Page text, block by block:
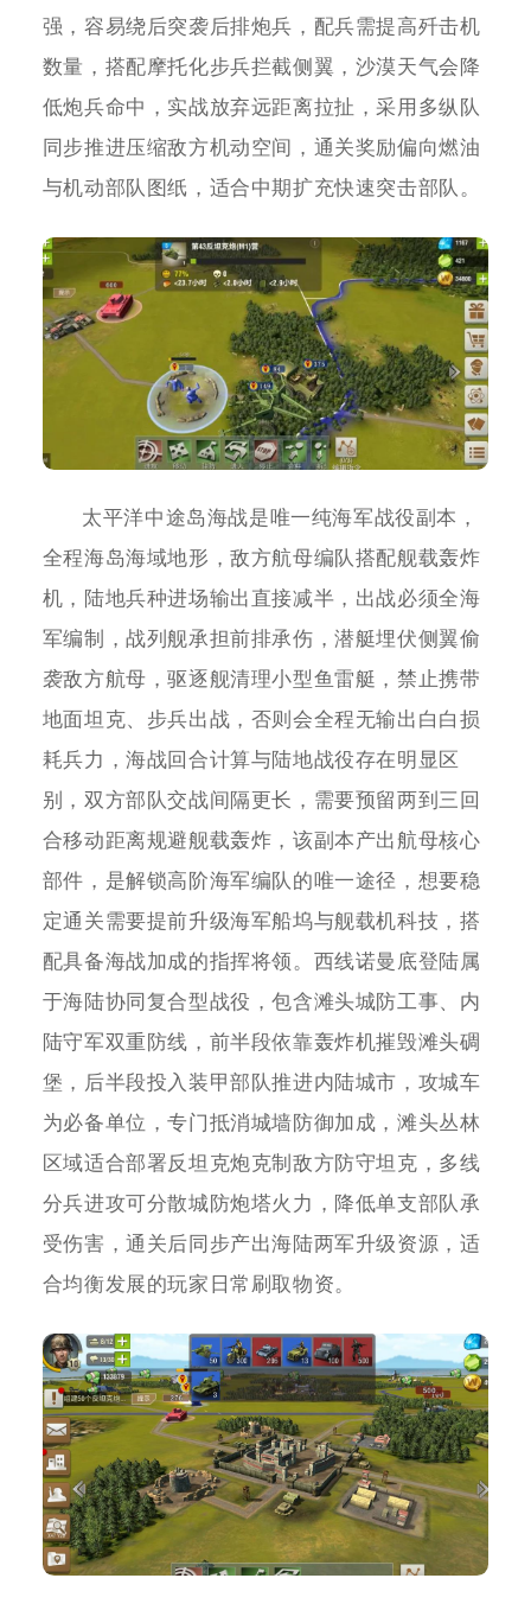
强，容易绕后突袭后排炮兵，配兵需提高歼击机
数量，搭配摩托化步兵拦截侧翼，沙漠天气会降
低炮兵命中，实战放弃远距离拉扯，采用多纵队
同步推进压缩敌方机动空间，通关奖励偏向燃油
与机动部队图纸，适合中期扩充快速突击部队。
太平洋中途岛海战是唯一纯海军战役副本，
全程海岛海域地形，敌方航母编队搭配舰载轰炸
机，陆地兵种进场输出直接减半，出战必须全海
军编制，战列舰承担前排承伤，潜艇埋伏侧翼偷
袭敌方航母，驱逐舰清理小型鱼雷艇，禁止携带
地面坦克、步兵出战，否则会全程无输出白白损
耗兵力，海战回合计算与陆地战役存在明显区
别，双方部队交战间隔更长，需要预留两到三回
合移动距离规避舰载轰炸，该副本产出航母核心
部件，是解锁高阶海军编队的唯一途径，想要稳
定通关需要提前升级海军船坞与舰载机科技，搭
配具备海战加成的指挥将领。西线诺曼底登陆属
于海陆协同复合型战役，包含滩头城防工事、内
陆守军双重防线，前半段依靠轰炸机摧毁滩头碉
堡，后半段投入装甲部队推进内陆城市，攻城车
为必备单位，专门抵消城墙防御加成，滩头丛林
区域适合部署反坦克炮克制敌方防守坦克，多线
分兵进攻可分散城防炮塔火力，降低单支部队承
受伤害，通关后同步产出海陆两军升级资源，适
合均衡发展的玩家日常刷取物资。